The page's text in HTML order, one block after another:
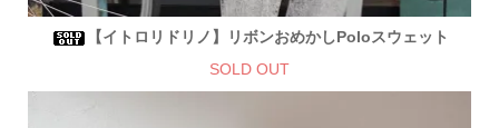
【イトロリドリノ】リボンおめかしPoloスウェット
SOLD OUT